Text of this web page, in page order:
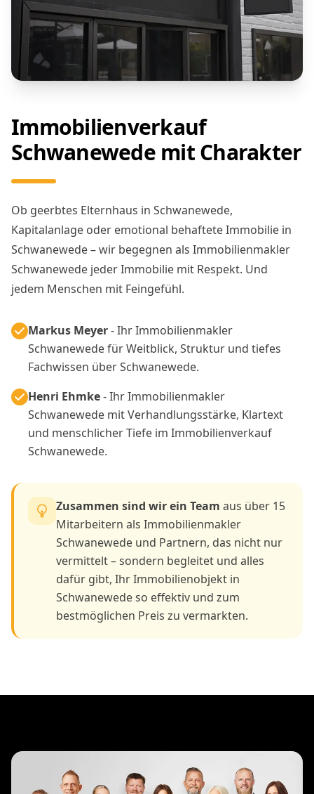
Immobilienverkauf
Schwanewede mit Charakter
Ob geerbtes Elternhaus in Schwanewede,
Kapitalanlage oder emotional behaftete Immobilie in
Schwanewede – wir begegnen als Immobilienmakler
Schwanewede jeder Immobilie mit Respekt. Und
jedem Menschen mit Feingefühl.
Markus Meyer- Ihr Immobilienmakler
Schwanewede für Weitblick, Struktur und tiefes
Fachwissen über Schwanewede.
Henri Ehmke- Ihr Immobilienmakler
Schwanewede mit Verhandlungsstärke, Klartext
und menschlicher Tiefe im Immobilienverkauf
Schwanewede.
Zusammen sind wir ein Team aus über 15
Mitarbeitern als Immobilienmakler
Schwanewede und Partnern, das nicht nur
vermittelt – sondern begleitet und alles
dafür gibt, Ihr Immobilienobjekt in
Schwanewede so effektiv und zum
bestmöglichen Preis zu vermarkten.